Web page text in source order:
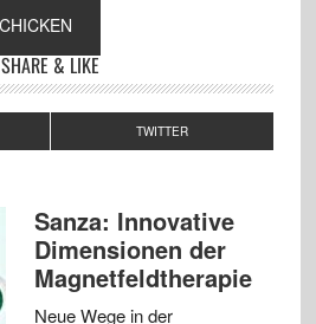
SHARE & LIKE
TWITTER
Sanza: Innovative
Dimensionen der
Magnetfeldtherapie
Neue Wege in der